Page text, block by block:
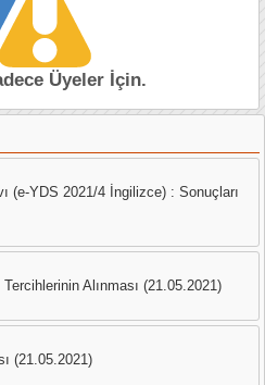
Üyeler İçin.
(e-YDS 2021/4 İngilizce) : Sonuçları
Alınması (21.05.2021)
(21.05.2021)